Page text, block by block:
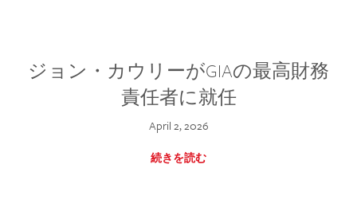
ジョン・カウリーがGIAの最高財務
責任者に就任
April 2, 2026
続きを読む